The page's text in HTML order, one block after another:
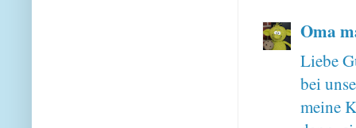
Oma
Liebe
bei
meine